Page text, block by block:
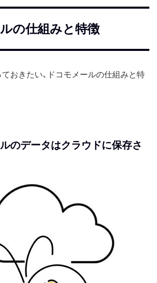
の仕組みと特徴
おきたい、ドコモメールの仕組みと特
ルのデータはクラウドに保存さ